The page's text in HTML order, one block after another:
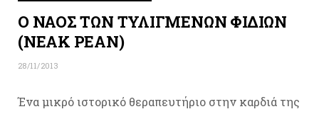
Ο ΝΑΟΣ ΤΩΝ ΤΥΛΙΓΜΕΝΩΝ ΦΙΔΙΩΝ
(NEAK PEAN)
28/11/2013
Ένα μικρό ιστορικό θεραπευτήριο στην καρδιά της